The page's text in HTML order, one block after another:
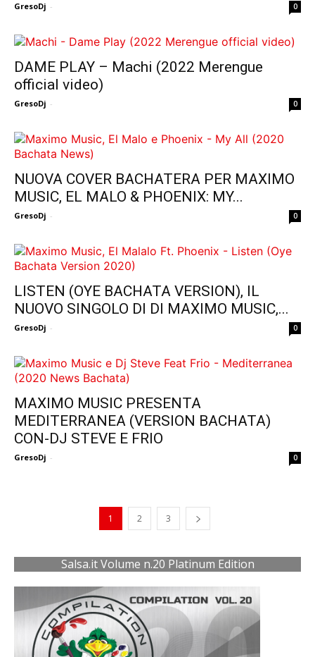
GresoDj - 0
DAME PLAY – Machi (2022 Merengue
official video)
GresoDj - 0
NUOVA COVER BACHATERA PER MAXIMO
MUSIC, EL MALO & PHOENIX: MY...
GresoDj - 0
LISTEN (OYE BACHATA VERSION), IL
NUOVO SINGOLO DI DI MAXIMO MUSIC,...
GresoDj - 0
MAXIMO MUSIC PRESENTA
MEDITERRANEA (VERSION BACHATA)
CON-DJ STEVE E FRIO
GresoDj - 0
1 2 3
Salsa.it Volume n.20 Platinum Edition